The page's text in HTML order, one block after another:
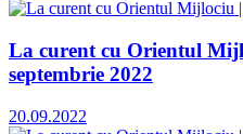
La curent cu Orientul
septembrie 2022
20.09.2022